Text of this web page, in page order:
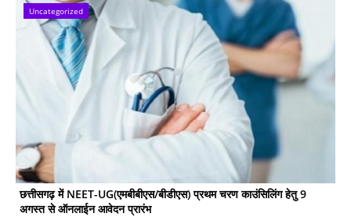
Uncategorized
छत्तीसगढ़ में NEET-UG(एमबीबीएस/बीडीएस) प्रथम चरण काउंसिलिंग हेतु 9
अगस्त से ऑनलाईन आवेदन प्रारंभ